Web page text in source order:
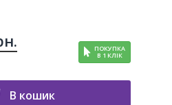
ПОКУПКА
В 1 КЛІК
В кошик